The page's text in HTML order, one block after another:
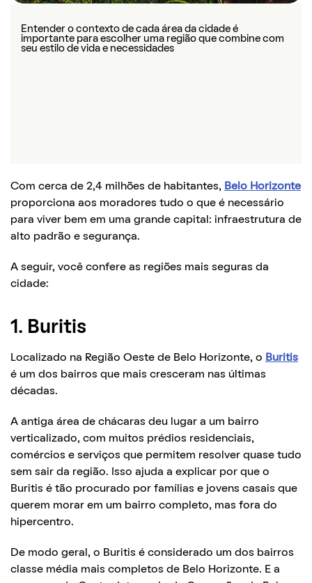
Entender o contexto de cada área da cidade é
importante para escolher uma região que combine com
seu estilo de vida e necessidades
Escolher um bairro seguro em Belo Horizonte faz toda a
diferença na rotina
Saber as características do bairro antes de se mudar
torna a experiência de morar na cidade muito mais
tranquila
Com cerca de 2,4 milhões de habitantes, Belo Horizonte
proporciona aos moradores tudo o que é necessário
para viver bem em uma grande capital: infraestrutura de
alto padrão e segurança.
A seguir, você confere as regiões mais seguras da
cidade:
1. Buritis
Localizado na Região Oeste de Belo Horizonte, o Buritis
é um dos bairros que mais cresceram nas últimas
décadas.
A antiga área de chácaras deu lugar a um bairro
verticalizado, com muitos prédios residenciais,
comércios e serviços que permitem resolver quase tudo
sem sair da região. Isso ajuda a explicar por que o
Buritis é tão procurado por famílias e jovens casais que
querem morar em um bairro completo, mas fora do
hipercentro.
De modo geral, o Buritis é considerado um dos bairros
classe média mais completos de Belo Horizonte. E a